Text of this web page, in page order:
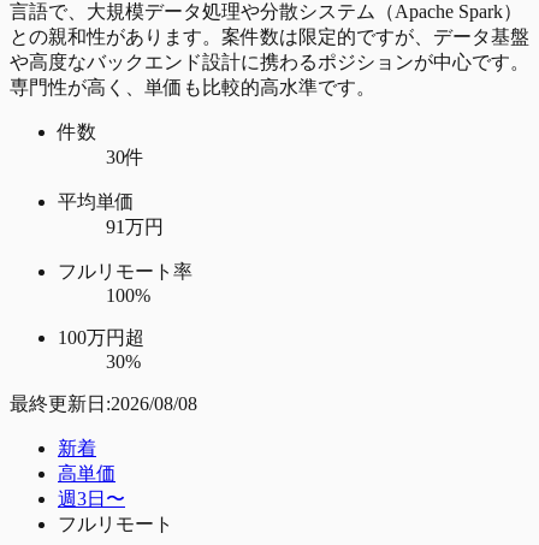
言語で、大規模データ処理や分散システム（Apache Spark）
との親和性があります。案件数は限定的ですが、データ基盤
や高度なバックエンド設計に携わるポジションが中心です。
専門性が高く、単価も比較的高水準です。
件数
30件
平均単価
91万円
フルリモート率
100%
100万円超
30%
最終更新日:2026/08/08
新着
高単価
週3日〜
フルリモート